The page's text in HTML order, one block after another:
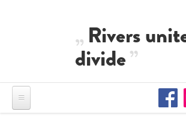
Rivers
divide